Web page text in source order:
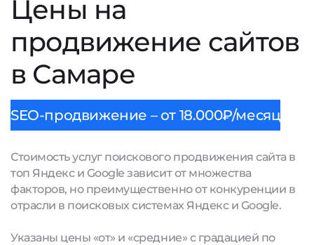
Цены на
продвижение сайтов
в Самаре
SEO-продвижение – от 18.000₽/месяц
Стоимость услуг поискового продвижения сайта в
топ Яндекс и Google зависит от множества
факторов, но преимущественно от конкуренции в
отрасли в поисковых системах Яндекс и Google.
Указаны цены «от» и «средние» с градацией по